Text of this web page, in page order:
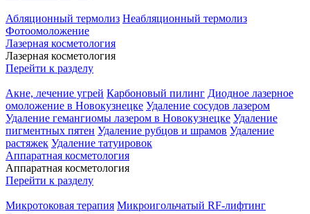
Абляционный термолиз Неабляционный термолиз
Фотоомоложение
Лазерная косметология
Лазерная косметология
Перейти к разделу
Акне, лечение угрей Карбоновый пилинг Диодное лазерное
омоложение в Новокузнецке Удаление сосудов лазером
Удаление гемангиомы лазером в Новокузнецке Удаление
пигментных пятен Удаление рубцов и шрамов Удаление
растяжек Удаление татуировок
Аппаратная косметология
Аппаратная косметология
Перейти к разделу
Микротоковая терапия Микроигольчатый RF-лифтинг